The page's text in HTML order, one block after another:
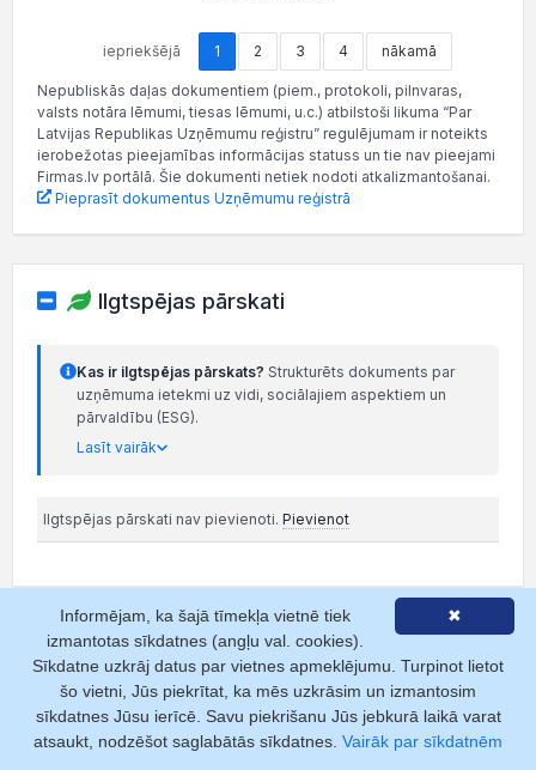
iepriekšējā 1 2 3 4 nākamā
Nepubliskās daļas dokumentiem (piem., protokoli, pilnvaras,
valsts notāra lēmumi, tiesas lēmumi, u.c.) atbilstoši likuma “Par
Latvijas Republikas Uzņēmumu reģistru” regulējumam ir noteikts
ierobežotas pieejamības informācijas statuss un tie nav pieejami
Firmas.lv portālā. Šie dokumenti netiek nodoti atkalizmantošanai.
Pieprasīt dokumentus Uzņēmumu reģistrā
Ilgtspējas pārskati
Kas ir ilgtspējas pārskats? Strukturēts dokuments par
uzņēmuma ietekmi uz vidi, sociālajiem aspektiem un
pārvaldību (ESG).
Lasīt vairāk
Ilgtspējas pārskati nav pievienoti. Pievienot
Karte Rādīt juridisko
+
−
✖
Informējam, ka šajā tīmekļa vietnē tiek
izmantotas sīkdatnes (angļu val. cookies).
Sīkdatne uzkrāj datus par vietnes apmeklējumu. Turpinot lietot
šo vietni, Jūs piekrītat, ka mēs uzkrāsim un izmantosim
sīkdatnes Jūsu ierīcē. Savu piekrišanu Jūs jebkurā laikā varat
atsaukt, nodzēšot saglabātās sīkdatnes. Vairāk par sīkdatnēm